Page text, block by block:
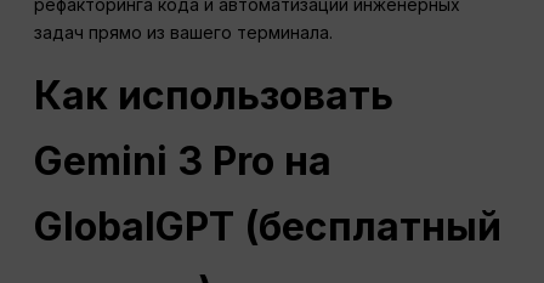
задач прямо из вашего терминала.
Как использовать
Gemini 3 Pro на
GlobalGPT (бесплатный